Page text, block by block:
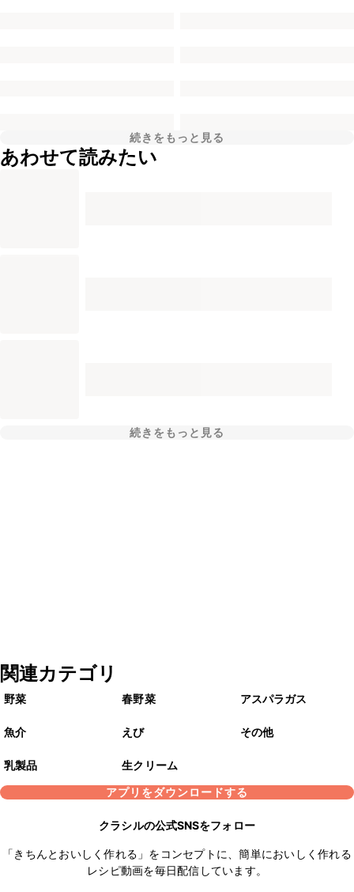
続きをもっと見る
あわせて読みたい
続きをもっと見る
関連カテゴリ
野菜 春野菜 アスパラガス
魚介 えび その他
乳製品
生クリーム
アプリをダウンロードする
クラシルの公式SNSをフォロー
「きちんとおいしく作れる」をコンセプトに、簡単においしく作れる
レシピ動画を毎日配信しています。